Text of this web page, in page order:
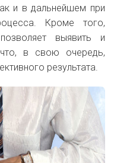
и в дальнейшем при
Кроме того,
выявить и
в свою очередь,
результата.